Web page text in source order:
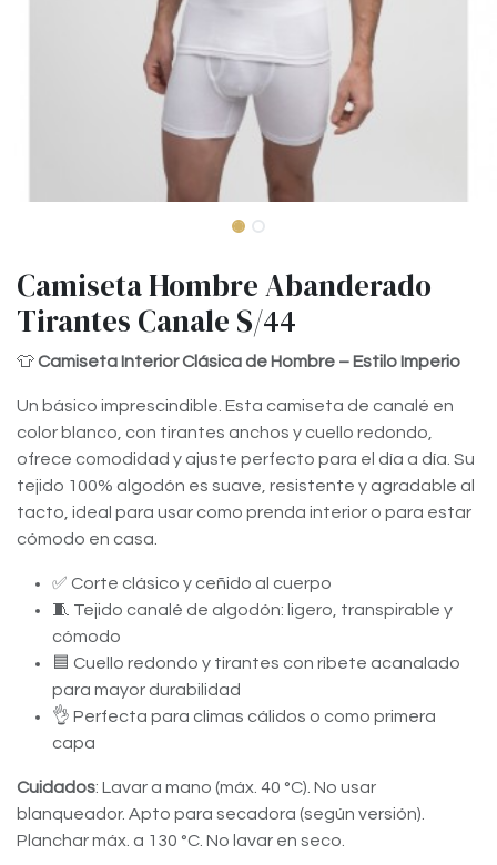
Camiseta Hombre Abanderado
Tirantes Canale S/44
👕Camiseta Interior Clásica de Hombre – Estilo Imperio
Un básico imprescindible. Esta camiseta de canalé en
color blanco, con tirantes anchos y cuello redondo,
ofrece comodidad y ajuste perfecto para el día a día. Su
tejido 100% algodón es suave, resistente y agradable al
tacto, ideal para usar como prenda interior o para estar
cómodo en casa.
✅ Corte clásico y ceñido al cuerpo
🧵 Tejido canalé de algodón: ligero, transpirable y
cómodo
🟦 Cuello redondo y tirantes con ribete acanalado
para mayor durabilidad
👌 Perfecta para climas cálidos o como primera
capa
Cuidados: Lavar a mano (máx. 40 °C). No usar
blanqueador. Apto para secadora (según versión).
Planchar máx. a 130 °C. No lavar en seco.